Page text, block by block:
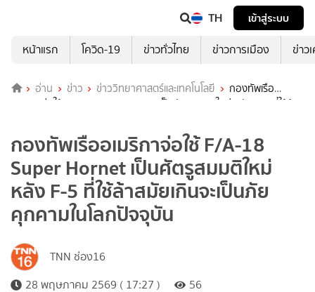
TH
เข้าสู่ระบบ
หน้าแรก
โควิด-19 ข่าวทั่วไทย ข่าวการเมือง ข่าว
อ่าน ข่าว ข่าววิทยาศาสตร์และเทคโนโลยี
กองทัพเรือ
อเมริกาจ่อใช้ F/A-18 Super Hornet เป็นศัตรูสมมติใหม่ หลัง F-5 ที่ใช้ล้า
กองทัพเรืออเมริกาจ่อใช้ F/A-18
Super Hornet เป็นศัตรูสมมติใหม่
หลัง F-5 ที่ใช้ล้าสมัยเกินจะเป็นภัย
คุกคามในโลกปัจจุบัน
TNN ช่อง16
28 พฤษภาคม 2569 ( 17:27 )
56